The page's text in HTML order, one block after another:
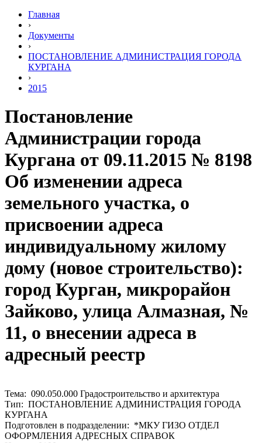
Главная
›
Документы
›
ПОСТАНОВЛЕНИЕ АДМИНИСТРАЦИЯ ГОРОДА
КУРГАНА
›
2015
Постановление
Администрации города
Кургана от 09.11.2015 № 8198
Об изменении адреса
земельного участка, о
присвоении адреса
индивидуальному жилому
дому (новое строительство):
город Курган, микрорайон
Зайково, улица Алмазная, №
11, о внесении адреса в
адресный реестр
Тема: 090.050.000 Градостроительство и архитектура
Тип: ПОСТАНОВЛЕНИЕ АДМИНИСТРАЦИЯ ГОРОДА
КУРГАНА
Подготовлен в подразделении: *МКУ ГИЗО ОТДЕЛ
ОФОРМЛЕНИЯ АДРЕСНЫХ СПРАВОК